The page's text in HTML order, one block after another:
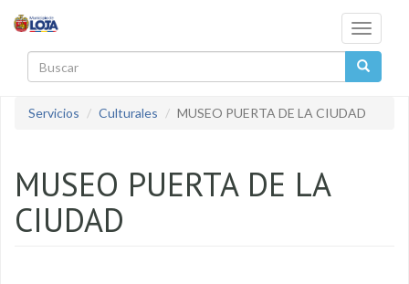
Toggle
Servicios
Culturales MUSEO PUERTA DE LA CIUDAD
MUSEO PUERTA DE LA
CIUDAD